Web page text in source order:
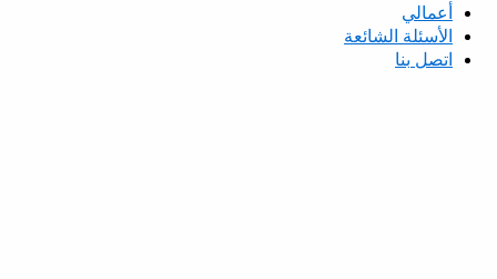
أعمالي
الأسئلة الشائعة
اتصل بنا